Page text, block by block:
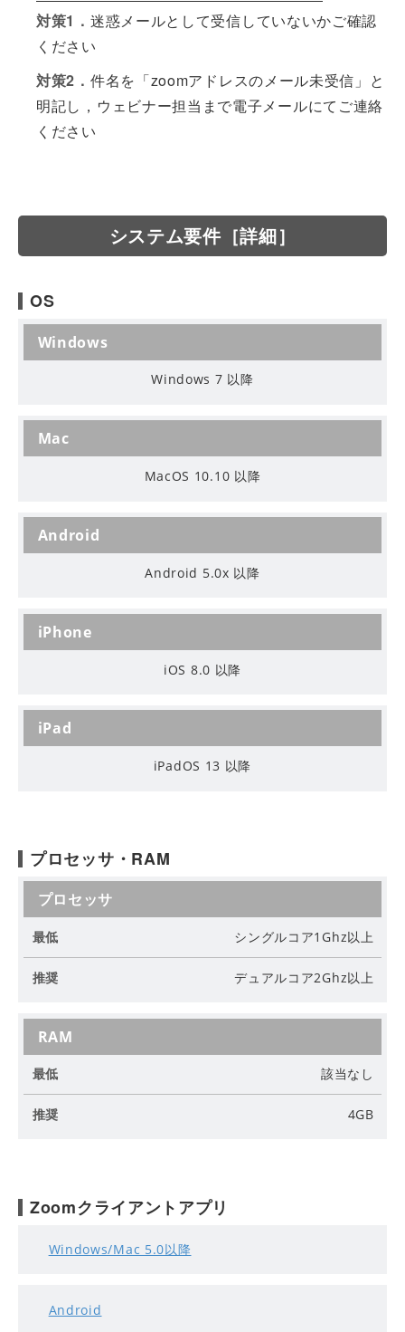
対策1． 迷惑メールとして受信していないかご確認
ください
対策2． 件名を「zoomアドレスのメール未受信」と
明記し，ウェビナー担当まで電子メールにてご連絡
ください
システム要件［詳細］
OS
Windows
Windows 7 以降
Mac
MacOS 10.10 以降
Android
Android 5.0x 以降
iPhone
iOS 8.0 以降
iPad
iPadOS 13 以降
プロセッサ・RAM
最
低
推
プロセッサ
シングルコア1Ghz以上
デュアルコア2Ghz以上
RAM
該当なし
4GB
Zoomクライアントアプリ
Windows/Mac 5.0以降
Android